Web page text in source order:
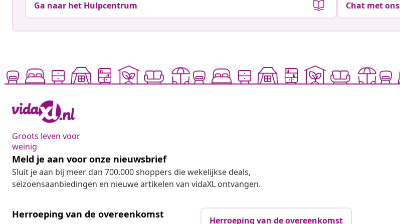
Ga naar het Hulpcentrum Chat met ons
Groots leven voor
weinig
Meld je aan voor onze nieuwsbrief
Sluit je aan bij meer dan 700.000 shoppers die wekelijkse deals,
seizoensaanbiedingen en nieuwe artikelen van vidaXL ontvangen.
Herroeping van de overeenkomst
Herroeping van de overeenkomst